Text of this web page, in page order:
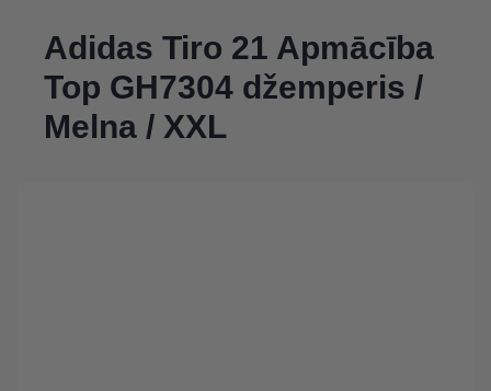
Adidas Tiro 21 Apmācība
Top GH7304 džemperis /
Melna / XXL